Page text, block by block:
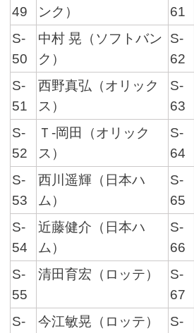
49
ンク）
61
S-
50
中村 晃（ソフトバン
ク）
S-
62
S-
51
西野真弘（オリック
ス）
S-
63
S-
52
Ｔ-岡田（オリック
ス）
S-
64
S-
53
西川遥輝（日本ハ
ム）
S-
65
S-
54
近藤健介（日本ハ
ム）
S-
66
S-
55
清田育宏（ロッテ）
S-
67
S-
今江敏晃（ロッテ）
S-